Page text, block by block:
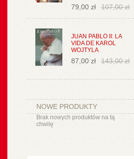
79,00 zł 107,00 zł
JUAN PABLO II: LA
VIDA DE KAROL
WOJTYLA
87,00 zł 143,00 zł
NOWE PRODUKTY
Brak nowych produktów na tą
chwilę